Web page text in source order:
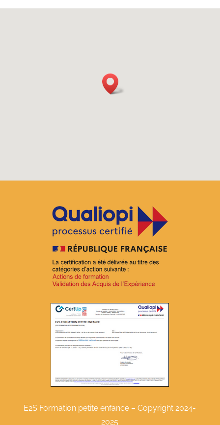
E2S Formation petite enfance – Copyright 2024-
2025